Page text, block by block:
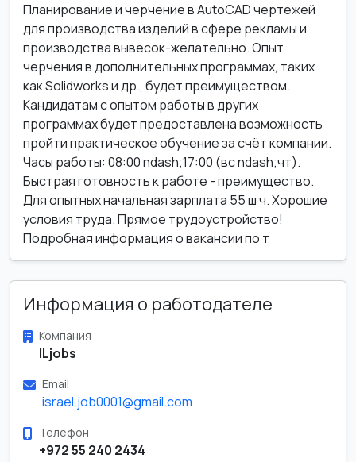
Планирование и черчение в AutoCAD чертежей
для производства изделий в сфере рекламы и
производства вывесок-желательно. Опыт
черчения в дополнительных программах, таких
как Solidworks и др., будет преимуществом.
Кандидатам с опытом работы в других
программах будет предоставлена возможность
пройти практическое обучение за счёт компании.
Часы работы: 08:00 ndash;17:00 (вс ndash;чт).
Быстрая готовность к работе - преимущество.
Для опытных начальная зарплата 55 ш ч. Хорошие
условия труда. Прямое трудоустройство!
Подробная информация о вакансии по т
Информация о работодателе
Компания
ILjobs
Email
israel.job0001@gmail.com
Телефон
+972 55 240 2434